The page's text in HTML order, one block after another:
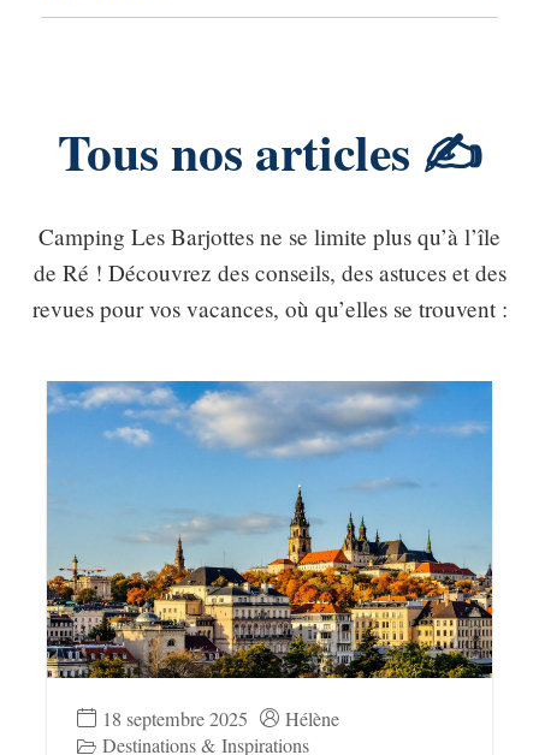
Tous nos articles ✍️
Camping Les Barjottes ne se limite plus qu’à l’île
de Ré ! Découvrez des conseils, des astuces et des
revues pour vos vacances, où qu’elles se trouvent :
18 septembre 2025
Hélène
Destinations & Inspirations